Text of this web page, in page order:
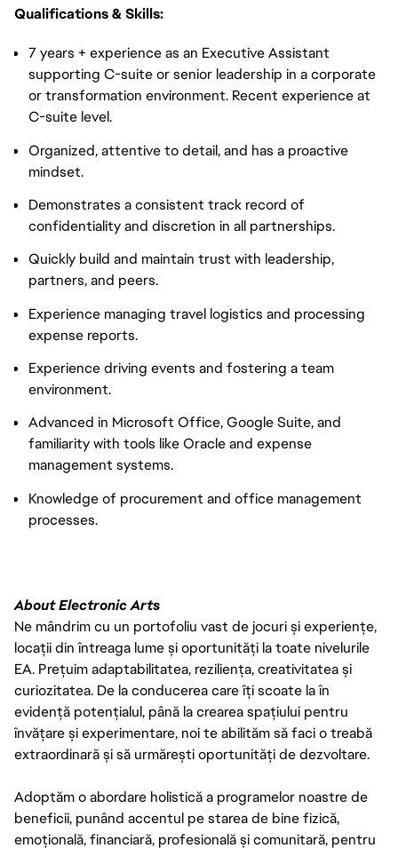
Qualifications & Skills:
7 years + experience as an Executive Assistant
supporting C-suite or senior leadership in a corporate
or transformation environment. Recent experience at
C-suite level.
Organized, attentive to detail, and has a proactive
mindset.
Demonstrates a consistent track record of
confidentiality and discretion in all partnerships.
Quickly build and maintain trust with leadership,
partners, and peers.
Experience managing travel logistics and processing
expense reports.
Experience driving events and fostering a team
environment.
Advanced in Microsoft Office, Google Suite, and
familiarity with tools like Oracle and expense
management systems.
Knowledge of procurement and office management
processes.
About Electronic Arts
Ne mândrim cu un portofoliu vast de jocuri și experiențe,
locații din întreaga lume și oportunități la toate nivelurile
EA. Prețuim adaptabilitatea, reziliența, creativitatea și
curiozitatea. De la conducerea care îți scoate la în
evidență potențialul, până la crearea spațiului pentru
învățare și experimentare, noi te abilităm să faci o treabă
extraordinară și să urmărești oportunități de dezvoltare.
Adoptăm o abordare holistică a programelor noastre de
beneficii, punând accentul pe starea de bine fizică,
emoțională, financiară, profesională și comunitară, pentru